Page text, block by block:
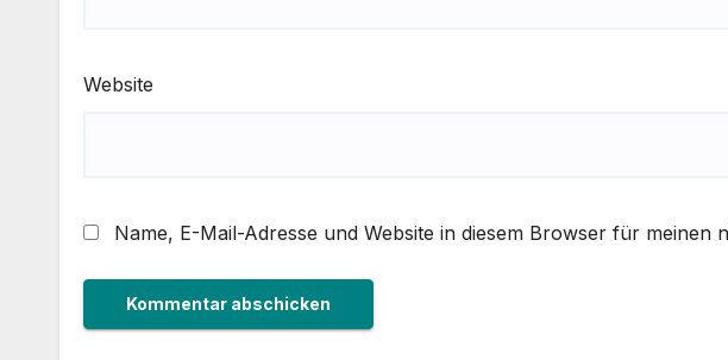
Website
Name, E-Mail-Adresse und Website in diesem Browser für meinen